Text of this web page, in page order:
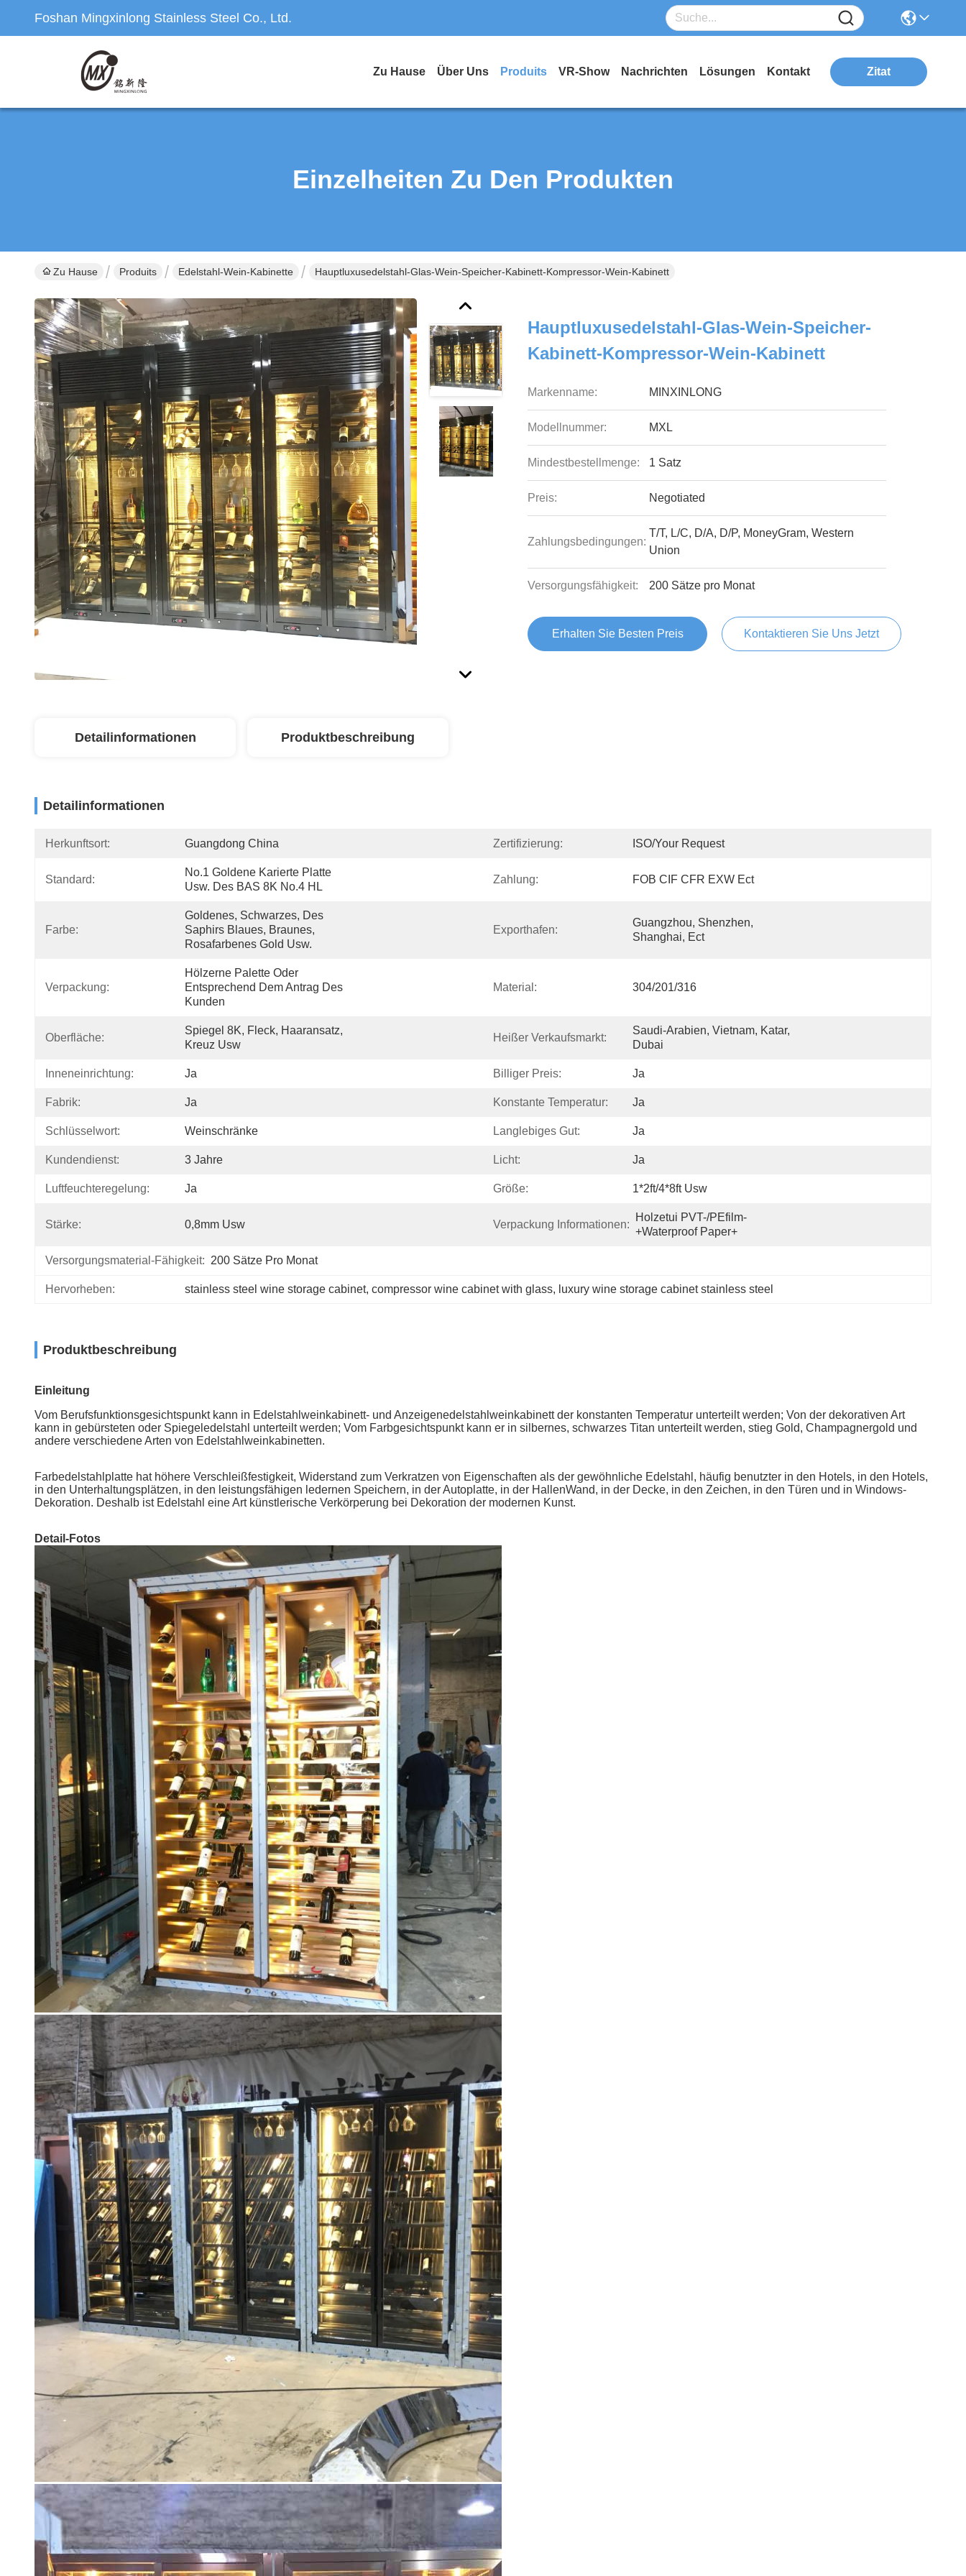
Foshan Mingxinlong Stainless Steel Co., Ltd.
Zu Hause Über Uns Produits VR-Show Nachrichten Lösungen Kontakt Zitat
Einzelheiten Zu Den Produkten
Zu Hause Produits Edelstahl-Wein-Kabinette Hauptluxusedelstahl-Glas-Wein-Speicher-Kabinett-Kompressor-Wein-Kabinett
Hauptluxusedelstahl-Glas-Wein-Speicher-
Kabinett-Kompressor-Wein-Kabinett
Markenname: MINXINLONG
Modellnummer: MXL
Mindestbestellmenge: 1 Satz
Preis: Negotiated
Zahlungsbedingungen:
T/T, L/C, D/A, D/P, MoneyGram, Western
Union
Versorgungsfähigkeit: 200 Sätze pro Monat
Erhalten Sie Besten Preis Kontaktieren Sie Uns Jetzt
Detailinformationen Produktbeschreibung
Detailinformationen
Herkunftsort: Guangdong China Zertifizierung: ISO/your Request
Standard:
No.1 Goldene Karierte Platte
Usw. Des BAS 8K No.4 HL
Zahlung: FOB CIF CFR EXW Ect
Farbe:
Goldenes, Schwarzes, Des
Saphirs Blaues, Braunes,
Rosafarbenes Gold Usw.
Exporthafen:
Guangzhou, Shenzhen,
Shanghai, Ect
Verpackung:
Hölzerne Palette Oder
Entsprechend Dem Antrag Des
Kunden
Material: 304/201/316
Oberfläche:
Spiegel 8K, Fleck, Haaransatz,
Kreuz Usw
Heißer Verkaufsmarkt:
Saudi-Arabien, Vietnam, Katar,
Dubai
Inneneinrichtung: Ja Billiger Preis: Ja
Fabrik: Ja Konstante Temperatur: Ja
Schlüsselwort: Weinschränke Langlebiges Gut: Ja
Kundendienst: 3 Jahre Licht: Ja
Luftfeuchteregelung: Ja Größe: 1*2ft/4*8ft Usw
Stärke: 0,8mm Usw Verpackung Informationen:
Holzetui PVT-/PEfilm-
+Waterproof Paper+
Versorgungsmaterial-Fähigkeit: 200 Sätze Pro Monat
Hervorheben: stainless steel wine storage cabinet, compressor wine cabinet with glass, luxury wine storage cabinet stainless steel
Produktbeschreibung
Einleitung
Vom Berufsfunktionsgesichtspunkt kann in Edelstahlweinkabinett- und Anzeigenedelstahlweinkabinett der konstanten Temperatur unterteilt werden; Von der dekorativen Art
kann in gebürsteten oder Spiegeledelstahl unterteilt werden; Vom Farbgesichtspunkt kann er in silbernes, schwarzes Titan unterteilt werden, stieg Gold, Champagnergold und
andere verschiedene Arten von Edelstahlweinkabinetten.
Farbedelstahlplatte hat höhere Verschleißfestigkeit, Widerstand zum Verkratzen von Eigenschaften als der gewöhnliche Edelstahl, häufig benutzter in den Hotels, in den Hotels,
in den Unterhaltungsplätzen, in den leistungsfähigen ledernen Speichern, in der Autoplatte, in der HallenWand, in der Decke, in den Zeichen, in den Türen und in Windows-
Dekoration. Deshalb ist Edelstahl eine Art künstlerische Verkörperung bei Dekoration der modernen Kunst.
Detail-Fotos